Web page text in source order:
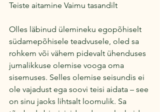
Teiste aitamine Vaimu tasandilt
Olles läbinud ülemineku egopõhiselt
südamepõhisele teadvusele, oled sa
rohkem või vähem pidevalt ühenduses
jumalikkuse olemise vooga oma
sisemuses. Selles olemise seisundis ei
ole vajadust ega soovi teisi aidata – see
on sinu jaoks lihtsalt loomulik. Sa